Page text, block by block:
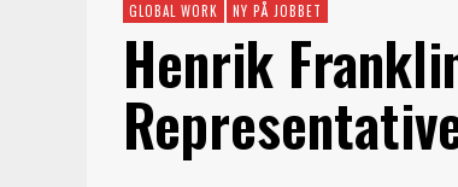
GLOBAL WORK NY PÅ JOBBET
Henrik